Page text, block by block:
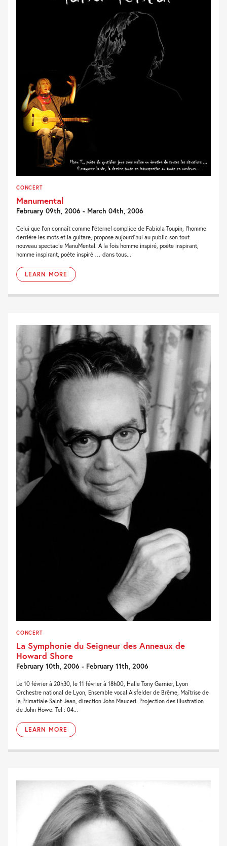
CONCERT
Manumental
February 09th, 2006 - March 04th, 2006
Celui que l’on connaît comme l’éternel complice de Fabiola Toupin, l’homme
derrière les mots et la guitare, propose aujourd’hui au public son tout
nouveau spectacle ManuMental. A la fois homme inspiré, poète inspirant,
homme inspirant, poète inspiré … dans tous...
LEARN MORE
CONCERT
La Symphonie du Seigneur des Anneaux de
Howard Shore
February 10th, 2006 - February 11th, 2006
Le 10 février à 20h30, le 11 février à 18h00, Halle Tony Garnier, Lyon
Orchestre national de Lyon, Ensemble vocal Alsfelder de Brême, Maîtrise de
la Primatiale Saint-Jean, direction John Mauceri. Projection des illustration
de John Howe. Tel : 04...
LEARN MORE